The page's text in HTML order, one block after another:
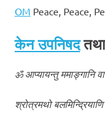
OM Peace, Peace,
केन उपनिषद
ॐ आप्यायन्तु ममाङ्गानि
श्रोत्रमथो